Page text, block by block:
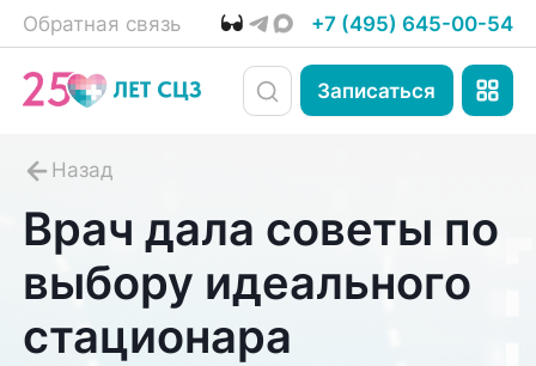
Обратная связь +7 (495) 645-00-54
Записаться
Врач дала советы по
выбору идеального
стационара